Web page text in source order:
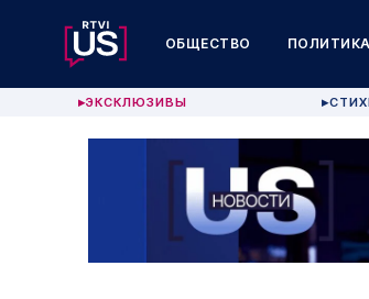
ОБЩЕСТВО ПОЛИТИКА
▶ЭКСКЛЮЗИВЫ ▶